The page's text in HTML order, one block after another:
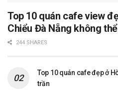
Top 10 quán cafe view
Chiểu Đà Nẵng không
244 SHARES
Top 10 quán cafe đẹp ở
trần